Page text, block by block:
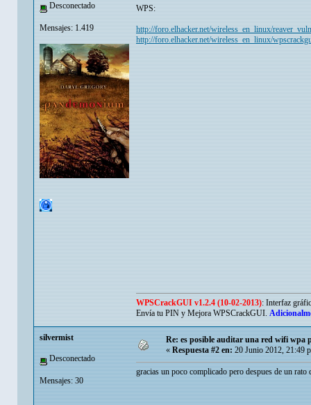
Desconectado
Mensajes: 1.419
WPS:
http://foro.elhacker.net/wireless_en_linux/
http://foro.elhacker.net/wireless_en_linux/
WPSCrackGUI v1.2.4 (10-02-2013): Interfaz
Envía tu PIN y Mejora WPSCrackGUI.
silvermist
Desconectado
Mensajes: 30
Re: es posible auditar una red wifi wpa
«Respuesta #2 en:20 Junio 2012, 21:49
gracias un poco complicado pero despues de un